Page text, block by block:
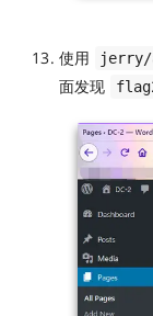
使用 jerry/
面发现